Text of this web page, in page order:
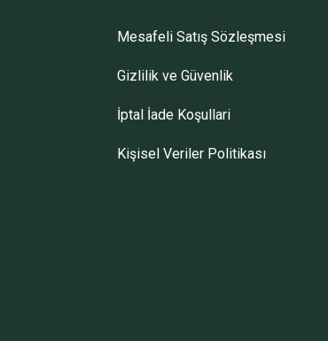
Mesafeli Satış Sözleşmesi
Gizlilik ve Güvenlik
İptal İade Koşullari
Kişisel Veriler Politikası